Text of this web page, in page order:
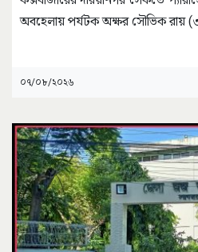
অবহেলায় পর্যটক অক্ষর সৌভিক রায়
০৭/০৮/২০২৬